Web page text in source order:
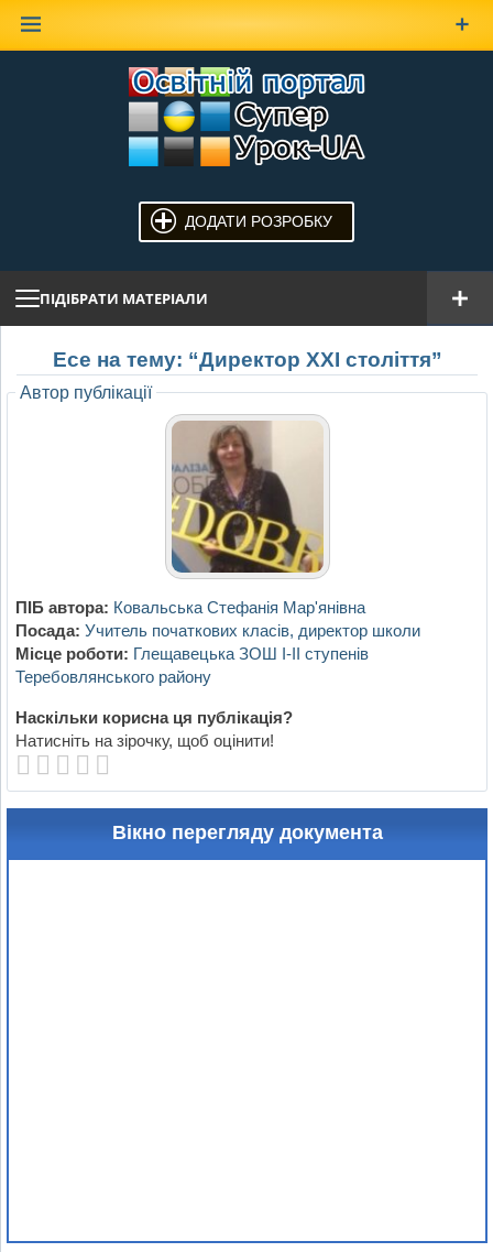
ДОДАТИ РОЗРОБКУ
ПІДІБРАТИ МАТЕРІАЛИ
Есе на тему: “Директор ХХІ століття”
Автор публікації
ПІБ автора: Ковальська Стефанія Мар'янівна
Посада: Учитель початкових класів, директор школи
Місце роботи: Глещавецька ЗОШ І-ІІ ступенів
Теребовлянського району
Наскільки корисна ця публікація?
Натисніть на зірочку, щоб оцінити!
Вікно перегляду документа